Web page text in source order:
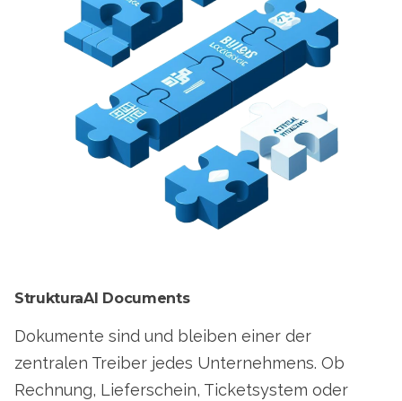
StrukturaAI Documents
Dokumente sind und bleiben einer der
zentralen Treiber jedes Unternehmens. Ob
Rechnung, Lieferschein, Ticketsystem oder